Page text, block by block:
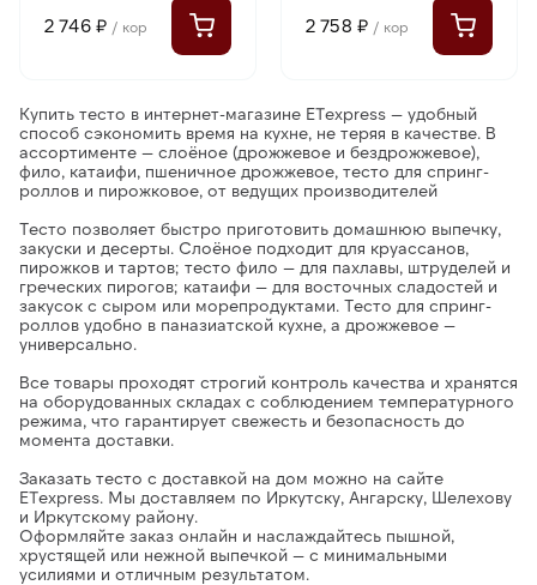
2 746 ₽ / кор 2 758 ₽ / кор
Купить тесто в интернет-магазине ETexpress — удобный
способ сэкономить время на кухне, не теряя в качестве. В
ассортименте — слоёное (дрожжевое и бездрожжевое),
фило, катаифи, пшеничное дрожжевое, тесто для спринг-
роллов и пирожковое, от ведущих производителей
Тесто позволяет быстро приготовить домашнюю выпечку,
закуски и десерты. Слоёное подходит для круассанов,
пирожков и тартов; тесто фило — для пахлавы, штруделей и
греческих пирогов; катаифи — для восточных сладостей и
закусок с сыром или морепродуктами. Тесто для спринг-
роллов удобно в паназиатской кухне, а дрожжевое —
универсально.
Все товары проходят строгий контроль качества и хранятся
на оборудованных складах с соблюдением температурного
режима, что гарантирует свежесть и безопасность до
момента доставки.
Заказать тесто с доставкой на дом можно на сайте
ETexpress. Мы доставляем по Иркутску, Ангарску, Шелехову
и Иркутскому району.
Оформляйте заказ онлайн и наслаждайтесь пышной,
хрустящей или нежной выпечкой — с минимальными
усилиями и отличным результатом.